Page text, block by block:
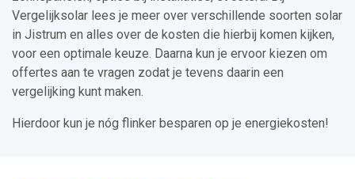
Vergelijksolar lees je meer over verschillende soorten solar
in Jistrum en alles over de kosten die hierbij komen kijken,
voor een optimale keuze. Daarna kun je ervoor kiezen om
offertes aan te vragen zodat je tevens daarin een
vergelijking kunt maken.
Hierdoor kun je nóg flinker besparen op je energiekosten!